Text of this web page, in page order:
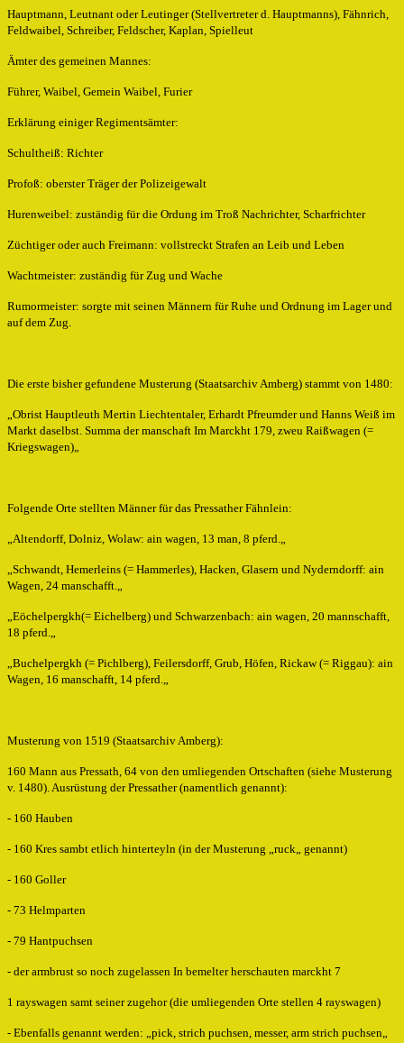
Hauptmann, Leutnant oder Leutinger (Stellvertreter d. Hauptmanns), Fähnrich,
Feldwaibel, Schreiber, Feldscher, Kaplan, Spielleut
Ämter des gemeinen Mannes:
Führer, Waibel, Gemein Waibel, Furier
Erklärung einiger Regimentsämter:
Schultheiß: Richter
Profoß: oberster Träger der Polizeigewalt
Hurenweibel: zuständig für die Ordung im Troß Nachrichter, Scharfrichter
Züchtiger oder auch Freimann: vollstreckt Strafen an Leib und Leben
Wachtmeister: zuständig für Zug und Wache
Rumormeister: sorgte mit seinen Männern für Ruhe und Ordnung im Lager und
auf dem Zug.
Die erste bisher gefundene Musterung (Staatsarchiv Amberg) stammt von 1480:
„Obrist Hauptleuth Mertin Liechtentaler, Erhardt Pfreumder und Hanns Weiß im
Markt daselbst. Summa der manschaft Im Marckht 179, zweu Raißwagen (=
Kriegswagen)„
Folgende Orte stellten Männer für das Pressather Fähnlein:
„Altendorff, Dolniz, Wolaw: ain wagen, 13 man, 8 pferd.„
„Schwandt, Hemerleins (= Hammerles), Hacken, Glasern und Nyderndorff: ain
Wagen, 24 manschafft.„
„Eöchelpergkh(= Eichelberg) und Schwarzenbach: ain wagen, 20 mannschafft,
18 pferd.„
„Buchelpergkh (= Pichlberg), Feilersdorff, Grub, Höfen, Rickaw (= Riggau): ain
Wagen, 16 manschafft, 14 pferd.„
Musterung von 1519 (Staatsarchiv Amberg):
160 Mann aus Pressath, 64 von den umliegenden Ortschaften (siehe Musterung
v. 1480). Ausrüstung der Pressather (namentlich genannt):
- 160 Hauben
- 160 Kres sambt etlich hinterteyln (in der Musterung „ruck„ genannt)
- 160 Goller
- 73 Helmparten
- 79 Hantpuchsen
- der armbrust so noch zugelassen In bemelter herschauten marckht 7
1 rayswagen samt seiner zugehor (die umliegenden Orte stellen 4 rayswagen)
- Ebenfalls genannt werden: „pick, strich puchsen, messer, arm strich puchsen„